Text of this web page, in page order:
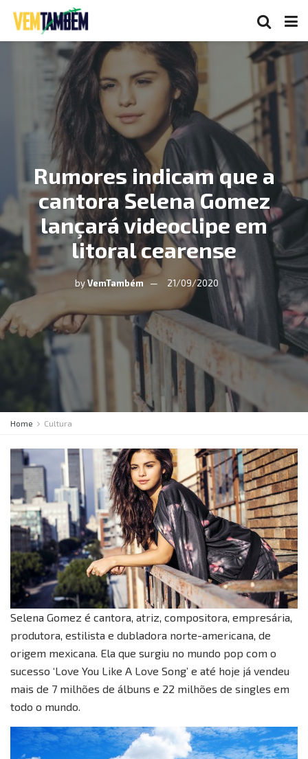
Rumores indicam que a
cantora Selena Gomez
lançará videoclipe em
litoral cearense
by VemTambém 21/09/2020
Home Cultura
Selena Gomez é cantora, atriz, compositora, empresária,
produtora, estilista e dubladora norte-americana, de
origem mexicana. Ela que surgiu no mundo pop com o
sucesso ‘Love You Like A Love Song’ e até hoje já vendeu
mais de 7 milhões de álbuns e 22 milhões de singles em
todo o mundo.